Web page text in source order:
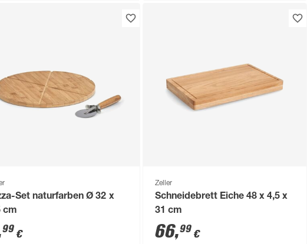
Set naturfarben Ø 32 x
cm
99 €
Zeller
Schneidebrett Eiche 48 x 4,5 x
31 cm
66,99€